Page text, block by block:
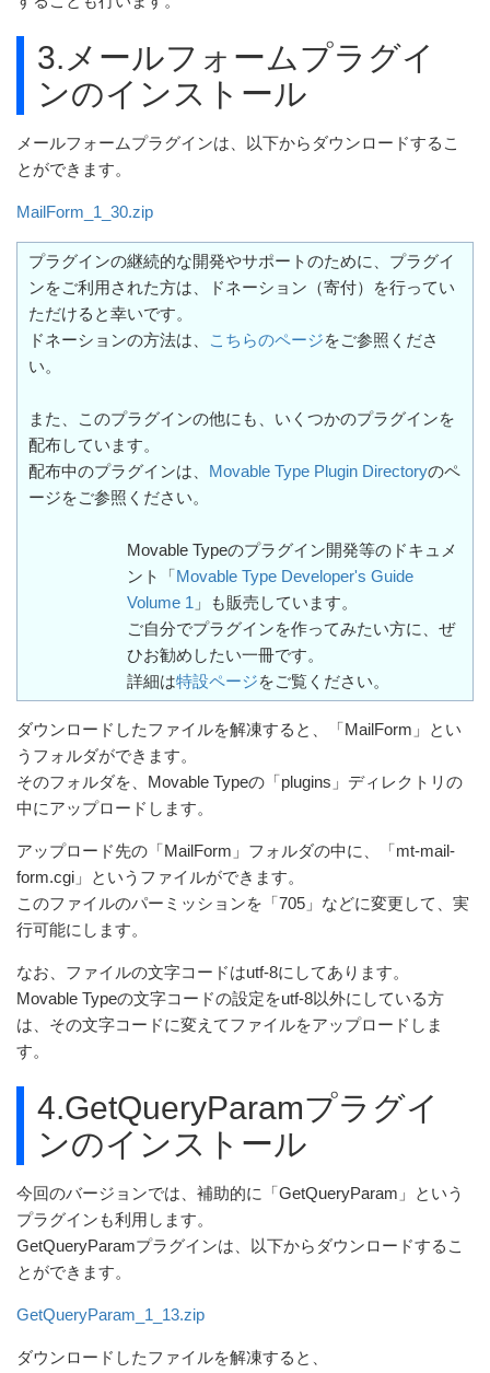
3.メールフォームプラグイ
ンのインストール
メールフォームプラグインは、以下からダウンロードするこ
とができます。
MailForm_1_30.zip
プラグインの継続的な開発やサポートのために、プラグイ
ンをご利用された方は、ドネーション（寄付）を行ってい
ただけると幸いです。
ドネーションの方法は、
こちらのページをご参照くださ
い。
また、このプラグインの他にも、いくつかのプラグインを
配布しています。
配布中のプラグインは、 Movable Type Plugin Directoryのペ
ージをご参照ください。
Movable Typeのプラグイン開発等のドキュメ
ント「Movable Type Developer's Guide
Volume 1 」も販売しています。
ご自分でプラグインを作ってみたい方に、ぜ
ひお勧めしたい一冊です。
詳細は特設ページをご覧ください。
ダウンロードしたファイルを解凍すると、「MailForm」とい
うフォルダができます。
そのフォルダを、Movable Typeの「plugins」ディレクトリの
中にアップロードします。
アップロード先の「MailForm」フォルダの中に、「mt-mail-
form.cgi」というファイルができます。
このファイルのパーミッションを「705」などに変更して、実
行可能にします。
なお、ファイルの文字コードはutf-8にしてあります。
Movable Typeの文字コードの設定をutf-8以外にしている方
は、その文字コードに変えてファイルをアップロードしま
す。
4.GetQueryParamプラグイ
ンのインストール
今回のバージョンでは、補助的に「GetQueryParam」という
プラグインも利用します。
GetQueryParamプラグインは、以下からダウンロードするこ
とができます。
GetQueryParam_1_13.zip
ダウンロードしたファイルを解凍すると、